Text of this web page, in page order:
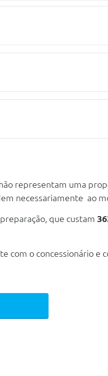
representam uma
necessariamente ao
que custam
com o concessionário e